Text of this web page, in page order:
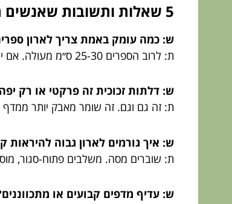
5 שאלות ותשובות שאנשים תמיד שואלים (ובצדק)
ש: כמה עומק באמת צריך לארון
ת: לרוב הספרים 25-30 ס״מ מעולה. אם יש אלבומים גדולים או קלסרים, עדיף לחשוב על 35 ס״מ לפחות בחלק מהתאים.
ש: דלתות זכוכית זה פרקטי או רק
ת: זה גם וגם. זה שומר מאבק יותר ממדף
ש: איך גורמים לארון גבוה להיראות
ת: שוברים מסה. משלבים פתוח-סגור,
ש: עדיף מדפים קבועים או